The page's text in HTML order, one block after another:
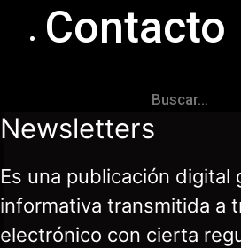
Contacto
Newsletters
Es una publicación digital
informativa transmitida a
electrónico con cierta